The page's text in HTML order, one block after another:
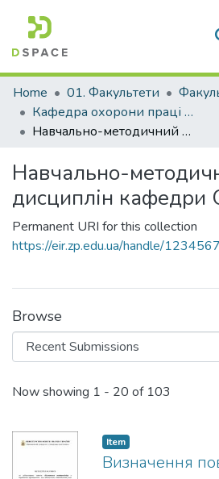
Communities & Collections
All of DSpace
Statistics
Home 01. Факультети
Кафедра охорони праці і навколишнього середовища (Кафедра ОП і НС)
Навчально-методичний комплекс дисциплін кафедри ОП і НС
Навчально-
дисциплін кафедри
Permanent URI for this collection
https://eir.zp.edu.ua/handle/
Browse
Recent Submissions
Now showing 1 - 20 of 103
Item
Визначення